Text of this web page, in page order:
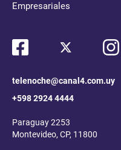
Empresariales
telenoche@canal4.com.uy
+598 2924 4444
Paraguay 2253
Montevideo, CP, 11800